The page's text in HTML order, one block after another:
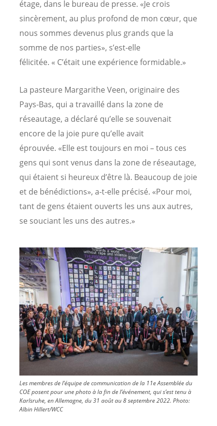
étage, dans le bureau de presse. «Je crois
sincèrement, au plus profond de mon cœur, que
nous sommes devenus plus grands que la
somme de nos parties», s’est-elle
félicitée. « C’était une expérience formidable.»
La pasteure Margarithe Veen, originaire des
Pays-Bas, qui a travaillé dans la zone de
réseautage, a déclaré qu’elle se souvenait
encore de la joie pure qu’elle avait
éprouvée. «Elle est toujours en moi – tous ces
gens qui sont venus dans la zone de réseautage,
qui étaient si heureux d’être là. Beaucoup de joie
et de bénédictions», a-t-elle précisé. «Pour moi,
tant de gens étaient ouverts les uns aux autres,
se souciant les uns des autres.»
Image
Les membres de l’équipe de communication de la 11e Assemblée du
COE posent pour une photo à la fin de l’événement, qui s’est tenu à
Karlsruhe, en Allemagne, du 31 août au 8 septembre 2022. Photo:
Albin Hillert/WCC